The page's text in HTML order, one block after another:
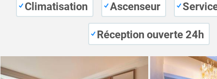
Climatisation Ascenseur
Réception ouverte 24h